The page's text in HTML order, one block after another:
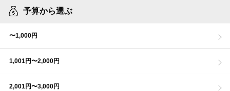
予算から選ぶ
〜1,000円
1,001円〜2,000円
2,001円〜3,000円